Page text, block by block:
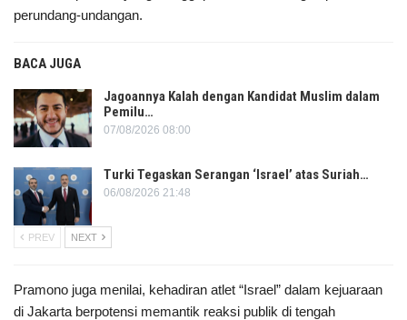
perundang-undangan.
BACA JUGA
Jagoannya Kalah dengan Kandidat Muslim dalam
Pemilu…
07/08/2026 08:00
Turki Tegaskan Serangan ‘Israel’ atas Suriah…
06/08/2026 21:48
PREV NEXT
Pramono juga menilai, kehadiran atlet “Israel” dalam kejuaraan
di Jakarta berpotensi memantik reaksi publik di tengah